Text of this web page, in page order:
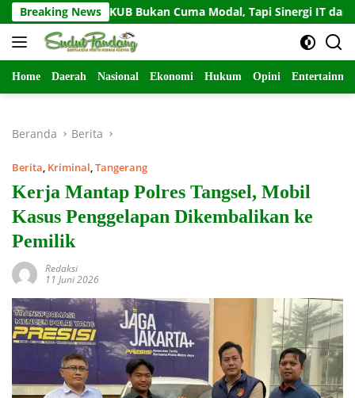
Langsung
ke
konten
Breaking News
KUB Bukan Cuma Modal, Tapi Sinergi IT dan SDM
Home Daerah Nasional Ekonomi Hukum Opini
Beranda Berita
Berita, Kriminal,Tangerang
Kerja Mantap Polres Tangsel, Mobil
Kasus Penggelapan Dikembalikan ke
Pemilik
Redaksi
11 Juni 2026